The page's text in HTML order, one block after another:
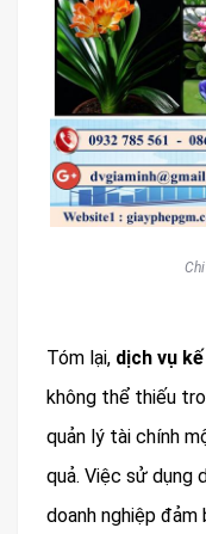
Tóm lại, dịch vụ
không thể thiếu
quản lý tài chính
quả. Việc sử dụng
doanh nghiệp